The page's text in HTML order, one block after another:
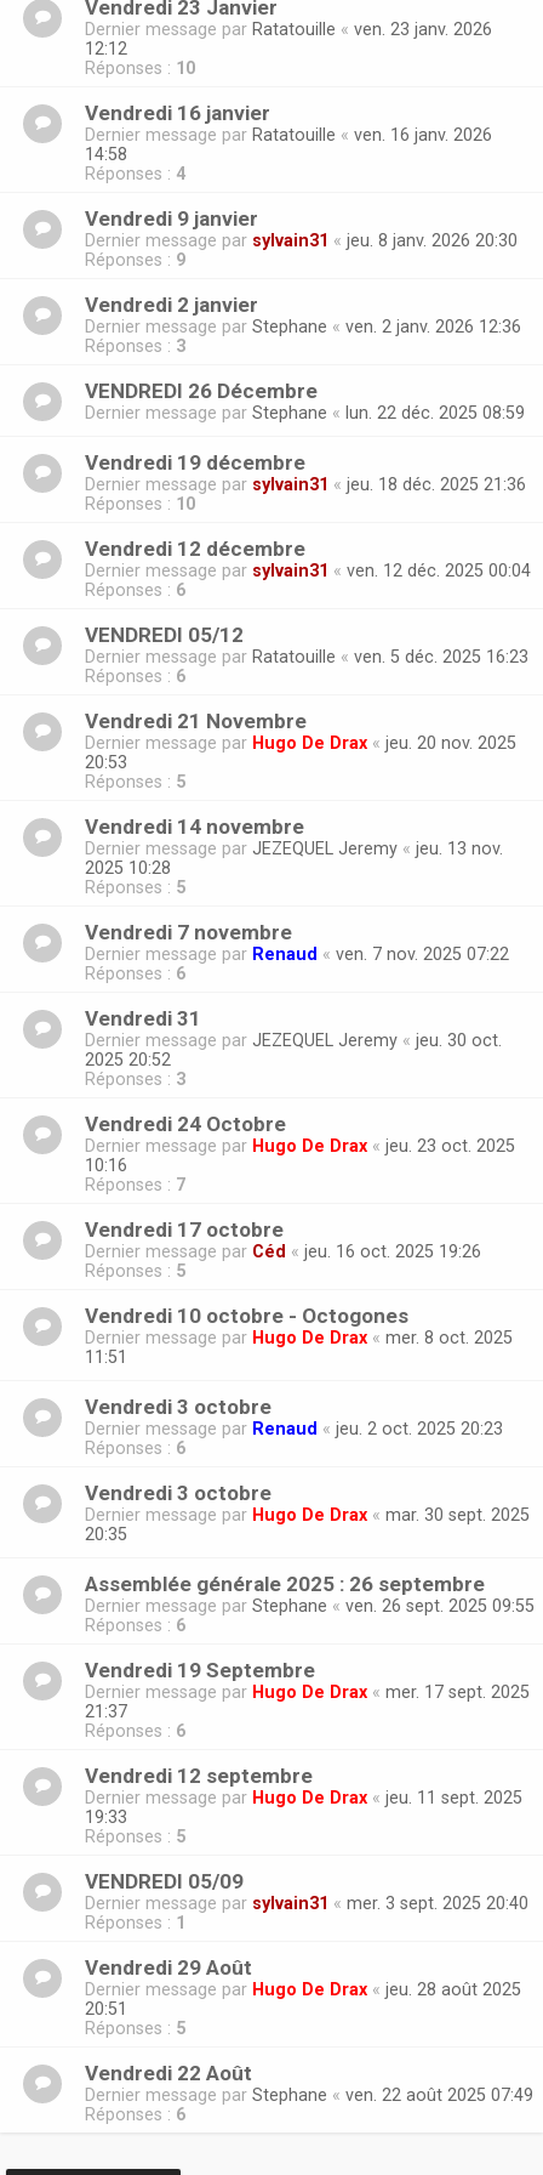
Vendredi 23 Janvier
Dernier message par Ratatouille « ven. 23 janv. 2026
12:12
Réponses : 10
Vendredi 16 janvier
Dernier message par Ratatouille « ven. 16 janv. 2026
14:58
Réponses : 4
Vendredi 9 janvier
Dernier message par sylvain31 « jeu. 8 janv. 2026 20:30
Réponses : 9
Vendredi 2 janvier
Dernier message par Stephane « ven. 2 janv. 2026 12:36
Réponses : 3
VENDREDI 26 Décembre
Dernier message par Stephane « lun. 22 déc. 2025 08:59
Vendredi 19 décembre
Dernier message par sylvain31 « jeu. 18 déc. 2025 21:36
Réponses : 10
Vendredi 12 décembre
Dernier message par sylvain31 « ven. 12 déc. 2025 00:04
Réponses : 6
VENDREDI 05/12
Dernier message par Ratatouille « ven. 5 déc. 2025 16:23
Réponses : 6
Vendredi 21 Novembre
Dernier message par Hugo De Drax « jeu. 20 nov. 2025
20:53
Réponses : 5
Vendredi 14 novembre
Dernier message par JEZEQUEL Jeremy « jeu. 13 nov.
2025 10:28
Réponses : 5
Vendredi 7 novembre
Dernier message par Renaud « ven. 7 nov. 2025 07:22
Réponses : 6
Vendredi 31
Dernier message par JEZEQUEL Jeremy « jeu. 30 oct.
2025 20:52
Réponses : 3
Vendredi 24 Octobre
Dernier message par Hugo De Drax « jeu. 23 oct. 2025
10:16
Réponses : 7
Vendredi 17 octobre
Dernier message par Céd « jeu. 16 oct. 2025 19:26
Réponses : 5
Vendredi 10 octobre - Octogones
Dernier message par Hugo De Drax « mer. 8 oct. 2025
11:51
Vendredi 3 octobre
Dernier message par Renaud « jeu. 2 oct. 2025 20:23
Réponses : 6
Vendredi 3 octobre
Dernier message par Hugo De Drax « mar. 30 sept. 2025
20:35
Assemblée générale 2025 : 26 septembre
Dernier message par Stephane « ven. 26 sept. 2025 09:55
Réponses : 6
Vendredi 19 Septembre
Dernier message par Hugo De Drax « mer. 17 sept. 2025
21:37
Réponses : 6
Vendredi 12 septembre
Dernier message par Hugo De Drax « jeu. 11 sept. 2025
19:33
Réponses : 5
VENDREDI 05/09
Dernier message par sylvain31 « mer. 3 sept. 2025 20:40
Réponses : 1
Vendredi 29 Août
Dernier message par Hugo De Drax « jeu. 28 août 2025
20:51
Réponses : 5
Vendredi 22 Août
Dernier message par Stephane « ven. 22 août 2025 07:49
Réponses : 6